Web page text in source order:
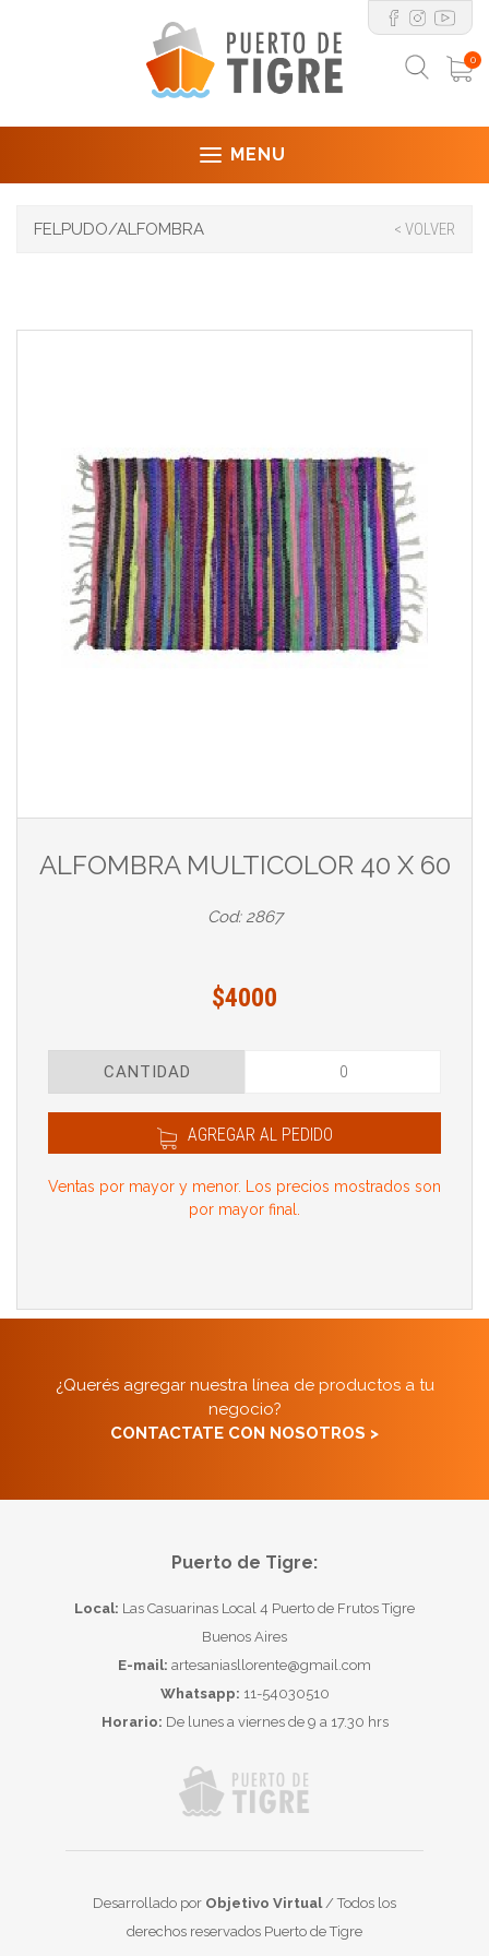
0
MENU
FELPUDO/ALFOMBRA < VOLVER
ALFOMBRA MULTICOLOR 40 X 60
Cod: 2867
$4000
CANTIDAD
AGREGAR AL PEDIDO
Ventas por mayor y menor. Los precios mostrados son
por mayor final.
¿Querés agregar nuestra línea de productos a tu
negocio?
CONTACTATE CON NOSOTROS >
Puerto de Tigre:
Local: Las Casuarinas Local 4 Puerto de Frutos Tigre
Buenos Aires
E-mail: artesaniasllorente@gmail.com
Whatsapp: 11-54030510
Horario: De lunes a viernes de 9 a 17.30 hrs
Desarrollado por Objetivo Virtual/ Todos los
derechos reservados Puerto de Tigre